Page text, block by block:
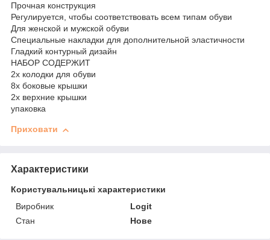
Прочная конструкция
Регулируется, чтобы соответствовать всем типам обуви
Для женской и мужской обуви
Специальные накладки для дополнительной эластичности
Гладкий контурный дизайн
НАБОР СОДЕРЖИТ
2x колодки для обуви
8x боковые крышки
2x верхние крышки
упаковка
Приховати
Характеристики
Користувальницькі характеристики
Виробник
Logit
Стан
Нове